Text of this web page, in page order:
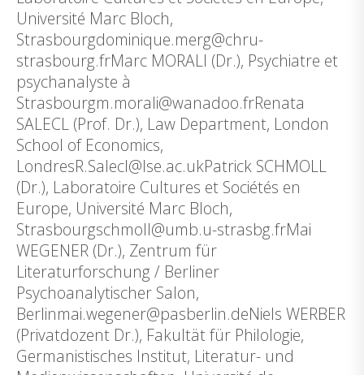
Université Marc Bloch,
Strasbourgdominique.merg@chru-
strasbourg.frMarc MORALI (Dr.), Psychiatre et
psychanalyste à
Strasbourgm.morali@wanadoo.frRenata
SALECL (Prof. Dr.), Law Department, London
School of Economics,
LondresR.Salecl@lse.ac.ukPatrick SCHMOLL
(Dr.), Laboratoire Cultures et Sociétés en
Europe, Université Marc Bloch,
Strasbourgschmoll@umb.u-strasbg.frMai
WEGENER (Dr.), Zentrum für
Literaturforschung / Berliner
Psychoanalytischer Salon,
Berlinmai.wegener@pasberlin.deNiels WERBER
(Privatdozent Dr.), Fakultät für Philologie,
Germanistisches Institut, Literatur- und